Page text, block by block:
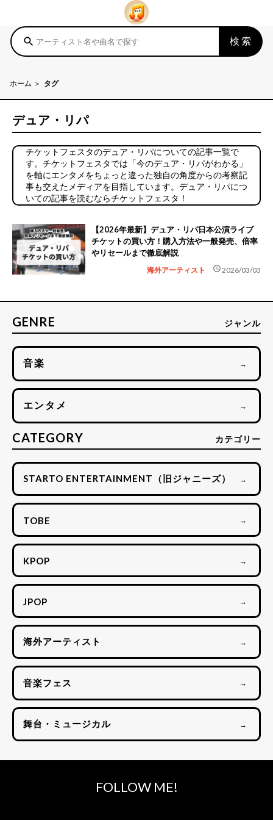
search 検索
ホーム タグ
デュア・リパ
チケットフェスタのデュア・リパについての記事一覧で
す。チケットフェスタでは「今のデュア・リパがわかる」
を軸にエンタメをちょっと違った独自の角度からの考察記
事も交えたメディアを目指しています。デュア・リパにつ
いての記事を読むならチケットフェスタ！
【2026年最新】デュア・リパ日本公演ライブ
チケットの買い方！購入方法や一般発売、倍率
やリセールまで徹底解説
海外アーティスト schedule2026/03/03
GENRE ジャンル
音楽 →
エンタメ →
CATEGORY カテゴリー
STARTO ENTERTAINMENT（旧ジャニーズ） →
TOBE →
KPOP →
JPOP →
海外アーティスト →
音楽フェス →
舞台・ミュージカル →
FOLLOW ME!